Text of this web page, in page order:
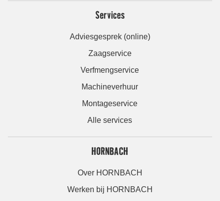
Services
Adviesgesprek (online)
Zaagservice
Verfmengservice
Machineverhuur
Montageservice
Alle services
HORNBACH
Over HORNBACH
Werken bij HORNBACH